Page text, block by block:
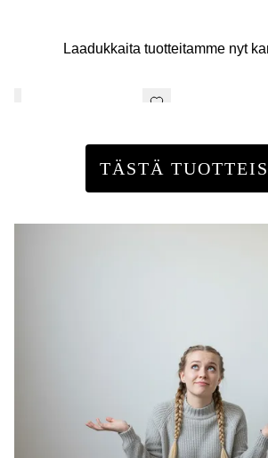
Laadukkaita tuotteitamme nyt
TÄSTÄ